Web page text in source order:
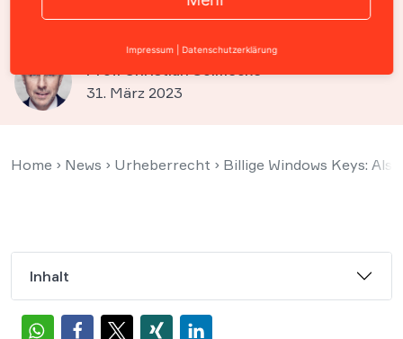
müssen Käufer beachten
Prof. Christian Solmecke
31. März 2023
Home › News › Urheberrecht › Billige Windows Keys: Als
Inhalt
Impressum Datenschutzerklärung